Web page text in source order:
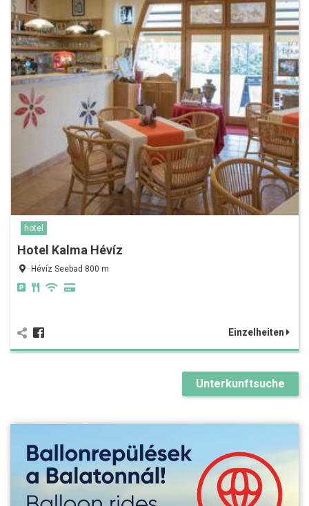
hotel
Hotel Kalma Hévíz
Hévíz Seebad 800 m
Einzelheiten
Unterkunftsuche